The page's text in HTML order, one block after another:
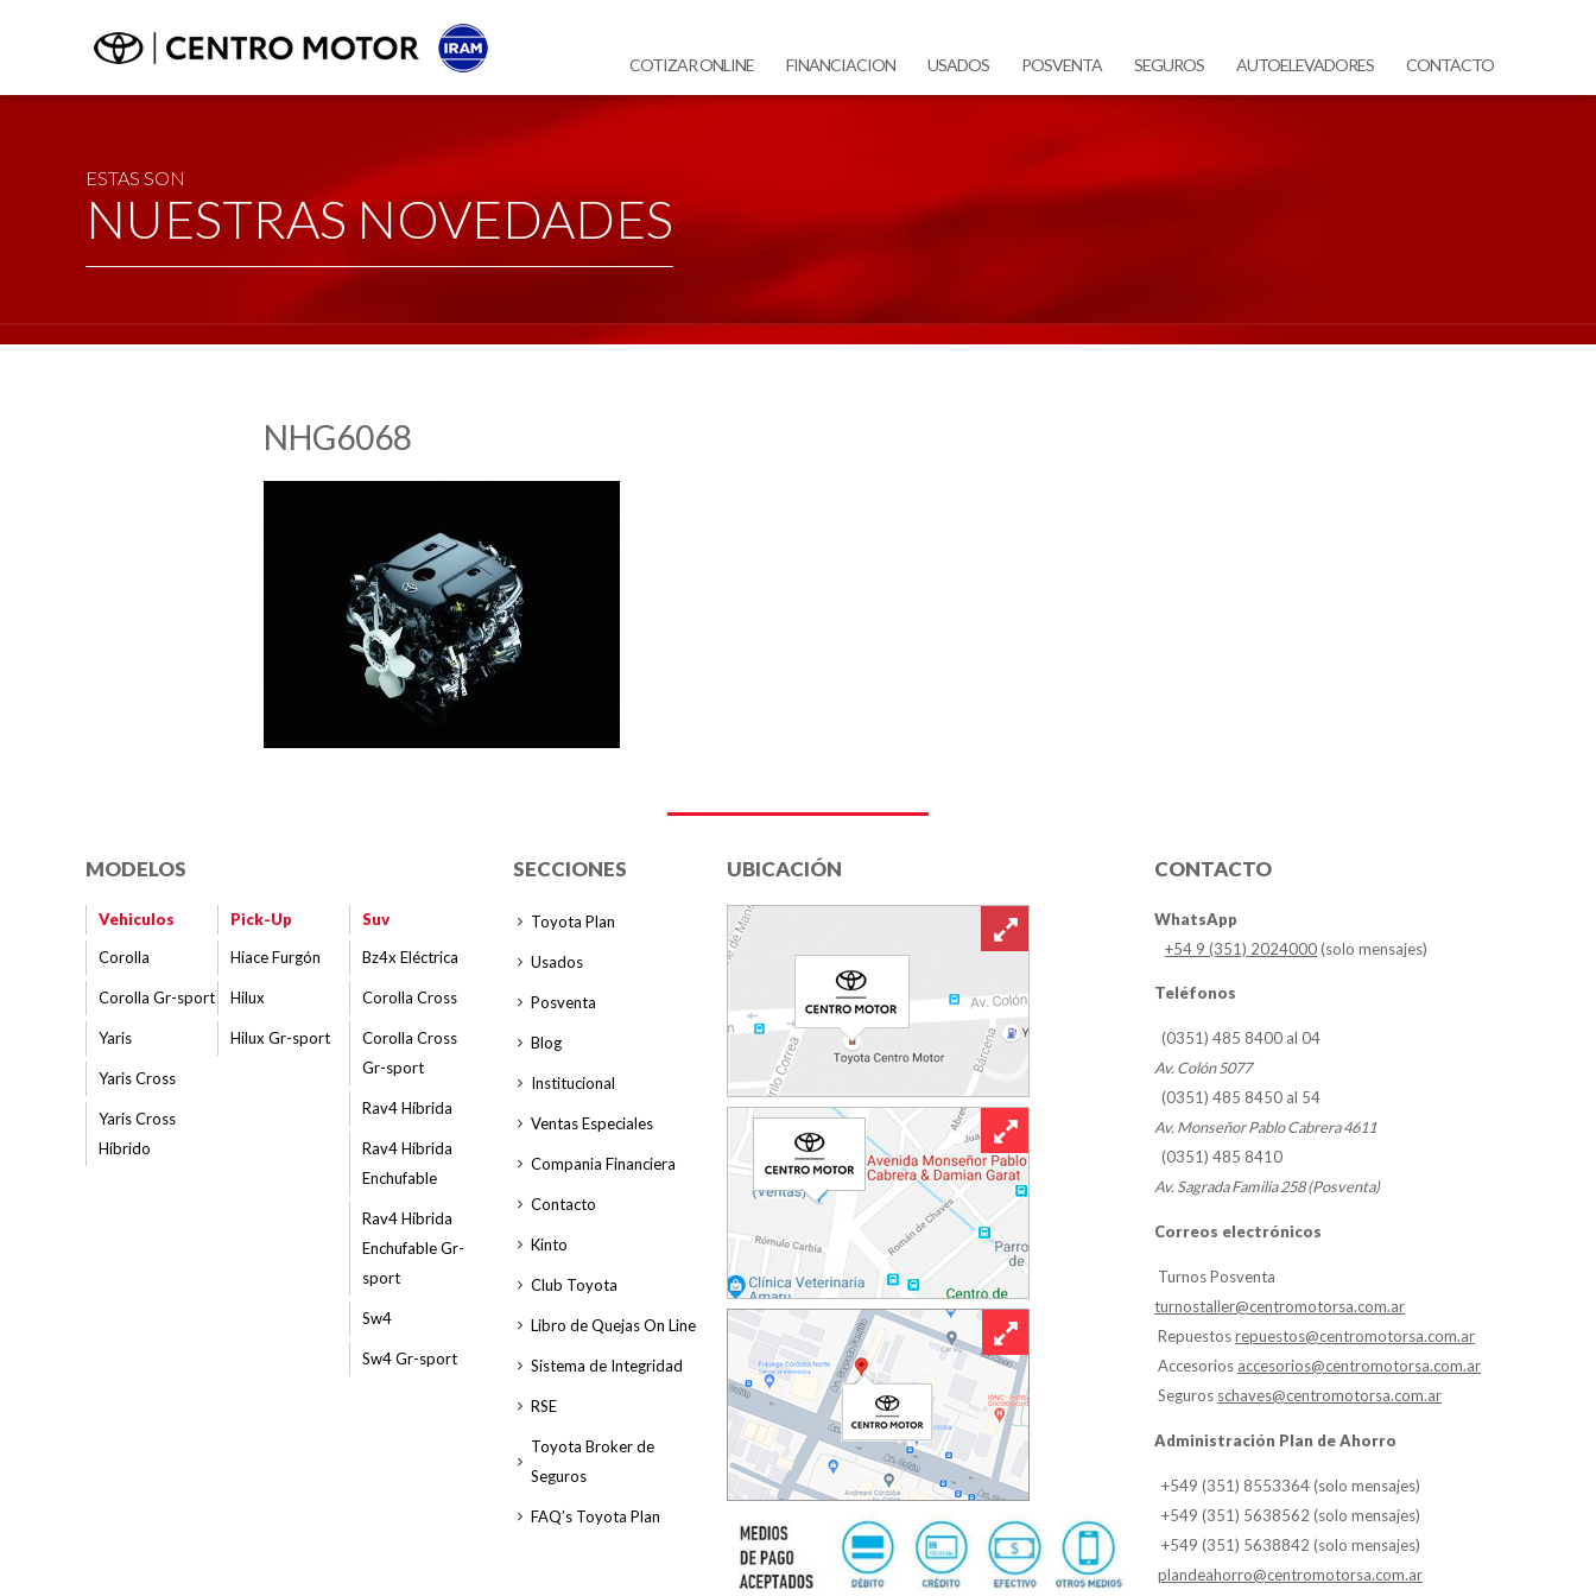
COTIZAR ONLINE FINANCIACION USADOS POSVENTA SEGUROS AUTOELEVADORES CONTACTO
ESTAS SON
NUESTRAS NOVEDADES
NHG6068
MODELOS
Vehiculos
Corolla
Corolla Gr-sport
Yaris
Yaris Cross
Yaris Cross
Híbrido
Pick-Up
Hiace Furgón
Hilux
Hilux Gr-sport
Suv
Bz4x Eléctrica
Corolla Cross
Corolla Cross
Gr-sport
Rav4 Híbrida
Rav4 Híbrida
Enchufable
Rav4 Híbrida
Enchufable Gr-
sport
Sw4
Sw4 Gr-sport
SECCIONES
Toyota Plan
Usados
Posventa
Blog
Institucional
Ventas Especiales
Compania Financiera
Contacto
Kinto
Club Toyota
Libro de Quejas On Line
Sistema de Integridad
RSE
Toyota Broker de
Seguros
FAQ’s Toyota Plan
UBICACIÓN CONTACTO
WhatsApp
+54 9 (351) 2024000(solo mensajes)
Teléfonos
(0351) 485 8400 al 04
Av. Colón 5077
(0351) 485 8450 al 54
Av. Monseñor Pablo Cabrera 4611
(0351) 485 8410
Av. Sagrada Familia 258 (Posventa)
Correos electrónicos
Turnos Posventa
turnostaller@centromotorsa.com.ar
Repuestosrepuestos@centromotorsa.com.ar
Accesorios accesorios@centromotorsa.com.ar
Seguros schaves@centromotorsa.com.ar
Administración Plan de Ahorro
+549 (351) 8553364 (solo mensajes)
+549 (351) 5638562 (solo mensajes)
+549 (351) 5638842 (solo mensajes)
plandeahorro@centromotorsa.com.ar